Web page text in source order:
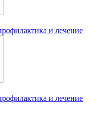
и лечение
и лечение